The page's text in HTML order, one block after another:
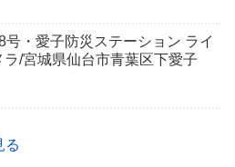
号・愛子防災ステーション ライ
ラ/宮城県仙台市青葉区下愛子
る